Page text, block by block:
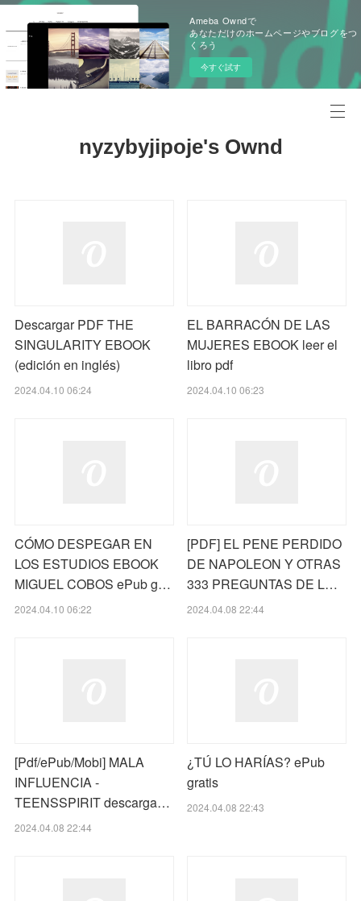
Ameba Owndで
あなただけのホームページやブログをつ
くろう
今すぐ試す
nyzybyjipoje's Ownd
Descargar PDF THE
SINGULARITY EBOOK
(edición en inglés)
2024.04.10 06:24
EL BARRACÓN DE LAS
MUJERES EBOOK leer el
libro pdf
2024.04.10 06:23
CÓMO DESPEGAR EN
LOS ESTUDIOS EBOOK
MIGUEL COBOS ePub g…
2024.04.10 06:22
[PDF] EL PENE PERDIDO
DE NAPOLEON Y OTRAS
333 PREGUNTAS DE L…
2024.04.08 22:44
[Pdf/ePub/Mobi] MALA
INFLUENCIA -
TEENSSPIRIT descarga…
2024.04.08 22:44
¿TÚ LO HARÍAS? ePub
gratis
2024.04.08 22:43